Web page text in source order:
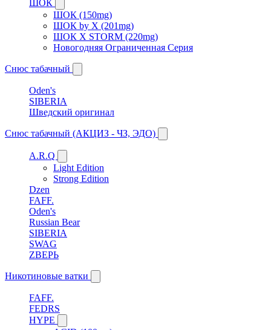
ШОК
ШОК (150mg)
ШОК by X (201mg)
ШОК X STORM (220mg)
Новогодняя Ограниченная Серия
Снюс табачный
Oden's
SIBERIA
Шведский оригинал
Снюс табачный (АКЦИЗ - ЧЗ, ЭДО)
A.R.Q
Light Edition
Strong Edition
Dzen
FAFF.
Oden's
Russian Bear
SIBERIA
SWAG
ZВЕРЬ
Никотиновые ватки
FAFF.
FEDRS
HYPE